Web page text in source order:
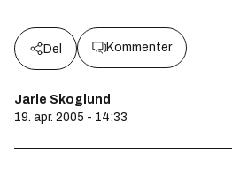
Del Kommenter
Jarle Skoglund
19. apr. 2005 - 14:33